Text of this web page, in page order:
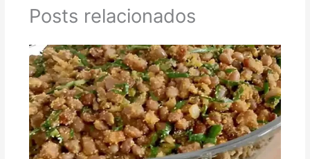
Posts relacionados